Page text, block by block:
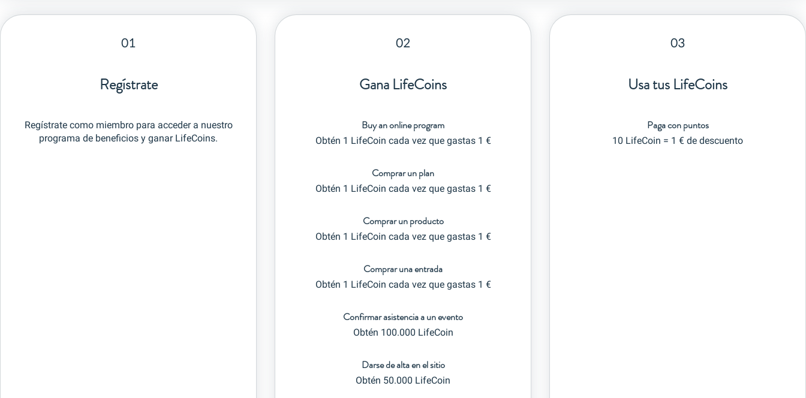
01
Regístrate
Regístrate como miembro para acceder a nuestro
programa de beneficios y ganar LifeCoins.
02
Gana LifeCoins
Buy an online program
Obtén 1 LifeCoin cada vez que gastas 1 €
Comprar un plan
Obtén 1 LifeCoin cada vez que gastas 1 €
Comprar un producto
Obtén 1 LifeCoin cada vez que gastas 1 €
Comprar una entrada
Obtén 1 LifeCoin cada vez que gastas 1 €
Confirmar asistencia a un evento
Obtén 100.000 LifeCoin
Darse de alta en el sitio
Obtén 50.000 LifeCoin
03
Usa tus LifeCoins
Paga con puntos
10 LifeCoin = 1 € de descuento